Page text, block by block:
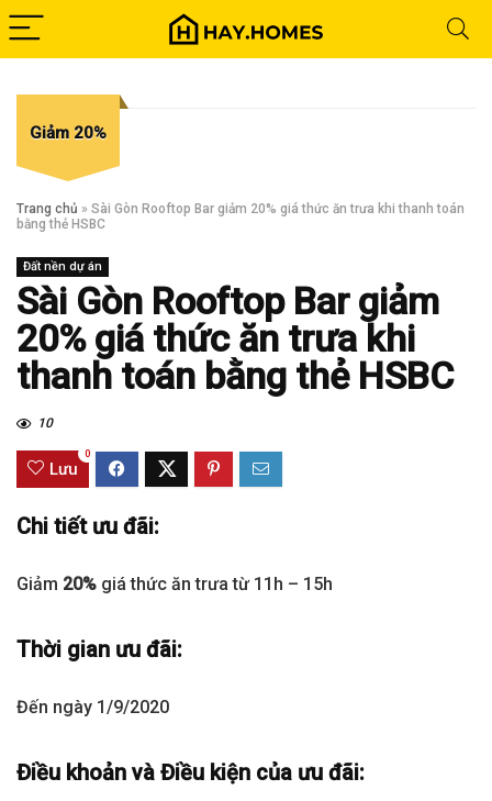
Giảm 20%
Trang chủ » Sài Gòn Rooftop Bar giảm 20% giá thức ăn trưa khi thanh toán
bằng thẻ HSBC
Đất nền dự án
Sài Gòn Rooftop Bar giảm
20% giá thức ăn trưa khi
thanh toán bằng thẻ HSBC
10
Lưu
0
Chi tiết ưu đãi:
Giảm 20% giá thức ăn trưa từ 11h – 15h
Thời gian ưu đãi:
Đến ngày 1/9/2020
Điều khoản và Điều kiện của ưu đãi: